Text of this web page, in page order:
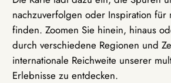
nachzuverfolgen oder Inspiration für
finden. Zoomen Sie hinein, hinaus
durch verschiedene Regionen und
internationale Reichweite unserer
Erlebnisse zu entdecken.